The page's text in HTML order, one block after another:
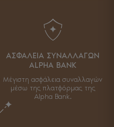
ΑΣΦΑΛΕΙΑ ΣΥΝΑΛΛΑΓΩΝ
ALPHA BANK
Μέγιστη ασφάλεια συναλλαγών
μέσω της πλατφόρμας της
Alpha Bank.